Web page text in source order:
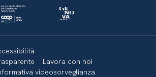
Lavora con noi
videosorveglianza